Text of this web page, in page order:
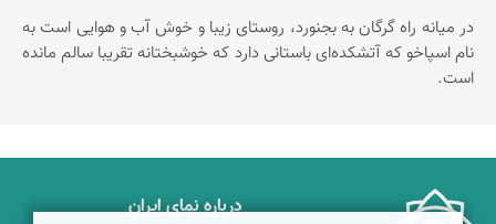
در میانه راه گرگان به بجنورد، روستای زیبا و خوش آب و هوایی است به
نام اسپاخو که آتشکده‌ای باستانی دارد که خوشبختانه تقریبا سالم مانده
است.
درباره نمای ایران